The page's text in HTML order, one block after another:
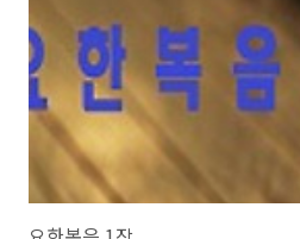
못하되 물 떠온 하인들은 알더라 연회장이
다 먼저 좋은 포도..